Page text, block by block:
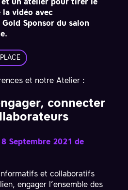
et un atelier pour tirer le
vidéo avec
Gold Sponsor du salon
et notre Atelier :
connecter
8 Septembre 2021 de
et collaboratifs
engager l’ensemble des